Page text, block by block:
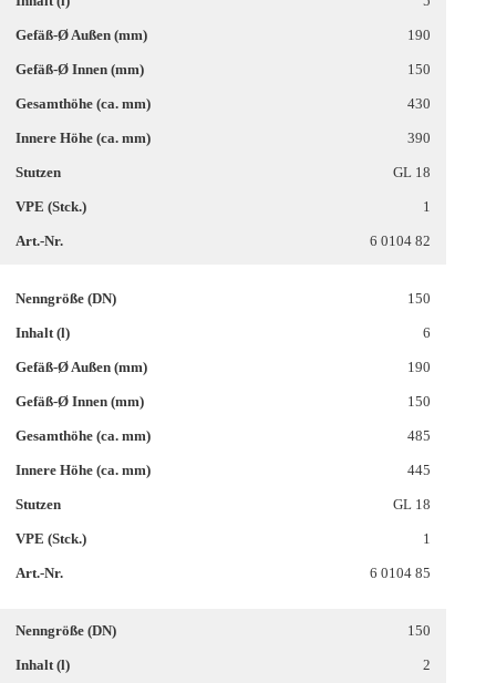
190
150
430
390
GL 18
1
6 0104 82
150
6
190
150
485
445
GL 18
1
6 0104 85
150
2